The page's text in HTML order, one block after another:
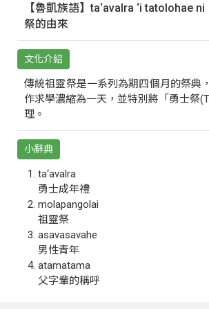
【魯凱族語】ta‘avalra ‘i tatolohae
祭的由來
文化介紹
傳統祖靈祭是一系列為期四個月的祭典
作求學濃縮為一天，並特別將「勇士祭
理。
小辭典
ta‘avalra
勇士成年禮
molapangolai
祖靈祭
asavasavahe
男性青年
atamatama
父字輩的稱呼